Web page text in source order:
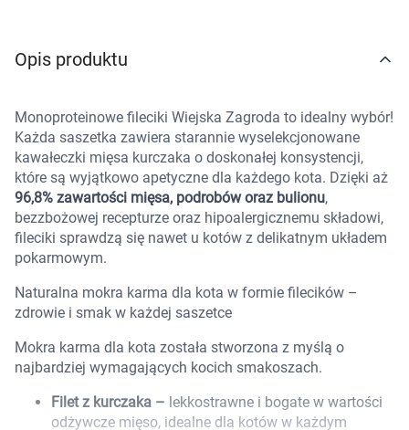
Korzystamy z plików cookies w celu
Opis produktu
Monoproteinowe fileciki Wiejska Zagroda to idealny wybór!
Każda saszetka zawiera starannie wyselekcjonowane
kawałeczki mięsa kurczaka o doskonałej konsystencji,
które są wyjątkowo apetyczne dla każdego kota. Dzięki aż
96,8% zawartości mięsa, podrobów oraz bulionu,
bezzbożowej recepturze oraz hipoalergicznemu składowi,
fileciki sprawdzą się nawet u kotów z delikatnym układem
pokarmowym.
Naturalna mokra karma dla kota w formie filecików –
zdrowie i smak w każdej saszetce
Mokra karma dla kota została stworzona z myślą o
najbardziej wymagających kocich smakoszach.
Filet z kurczaka – lekkostrawne i bogate w wartości
odżywcze mięso, idealne dla kotów w każdym